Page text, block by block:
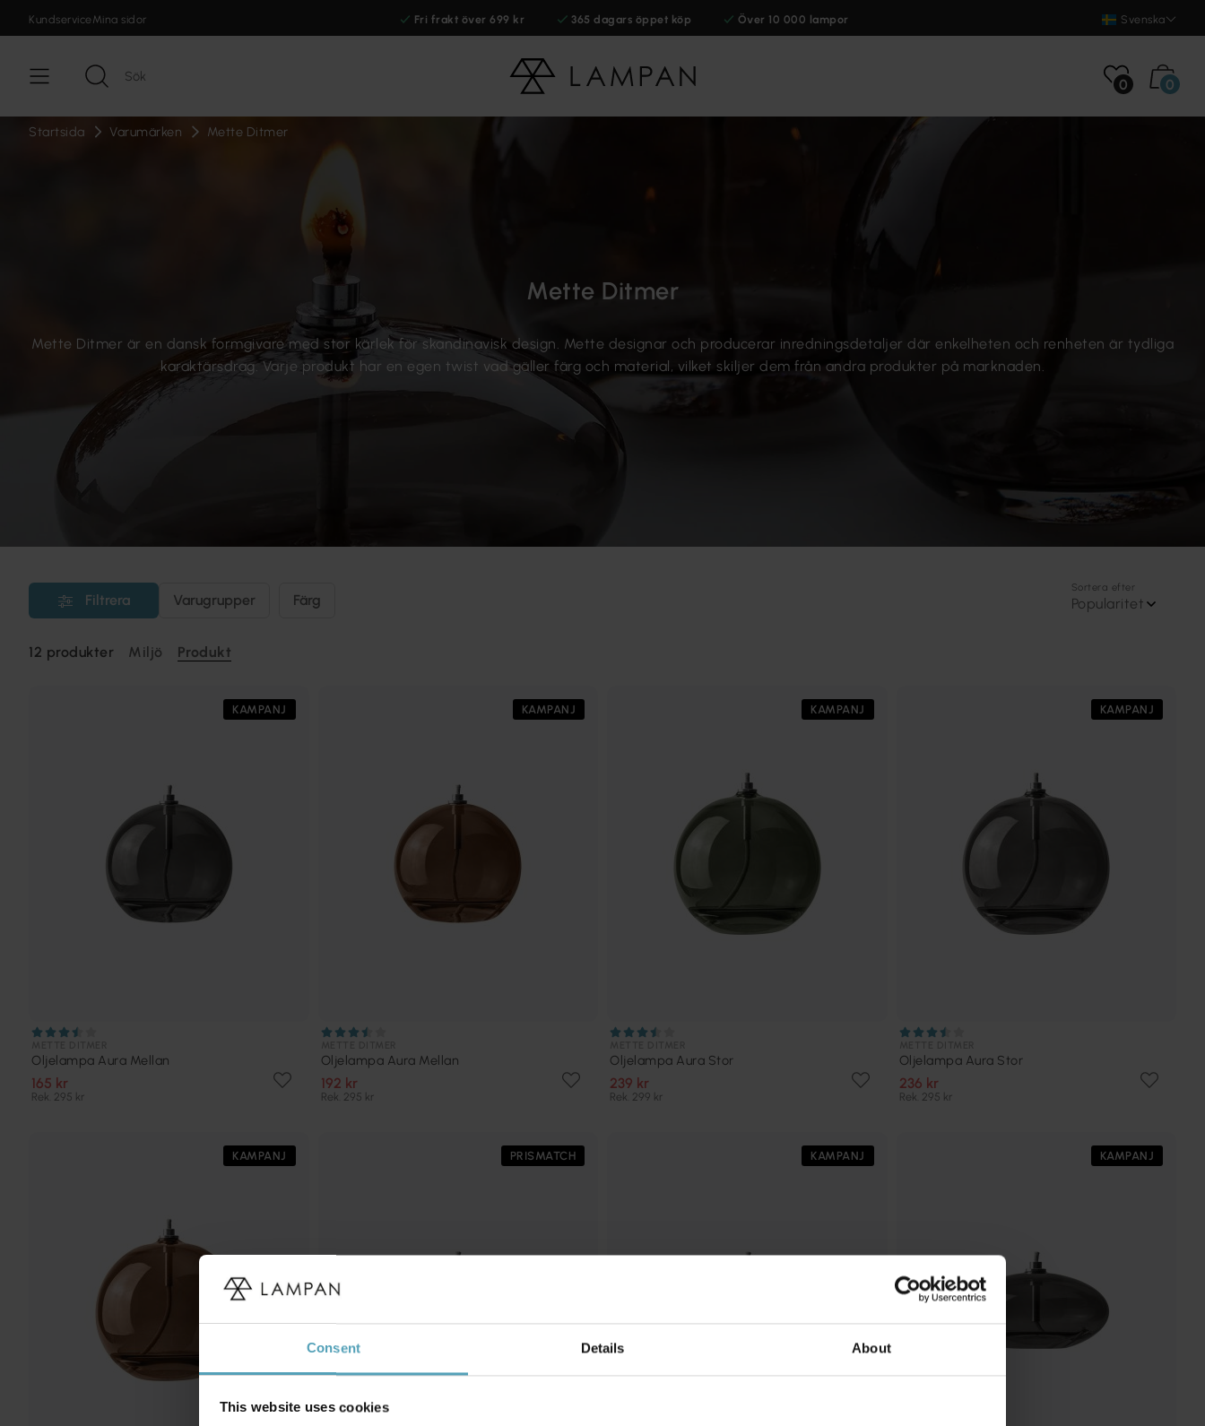
Consent Details About
This website uses cookies
KundserviceMina sidor Fri frakt över 699 kr 365 dagars öppet köp Över 10 000 lampor Svenska
0 0
Startsida Varumärken Mette Ditmer
Mette Ditmer
Mette Ditmer är en dansk formgivare med stor kärlek för skandinavisk design. Mette designar och producerar inredningsdetaljer där enkelheten och renheten är tydliga
karaktärsdrag. Varje produkt har en egen twist vad gäller färg och material, vilket skiljer dem från andra produkter på marknaden.
Filtrera Varugrupper Färg
Sortera efter
Popularitet
12 produkter Miljö Produkt
KAMPANJ
Oljelampa Aura Mellan
165 kr
Rek. 295 kr
KAMPANJ
Oljelampa Aura Mellan
192 kr
Rek. 295 kr
KAMPANJ
Oljelampa Aura Stor
239 kr
Rek. 299 kr
KAMPANJ
Oljelampa Aura Stor
236 kr
Rek. 295 kr
KAMPANJ PRISMATCH KAMPANJ KAMPANJ